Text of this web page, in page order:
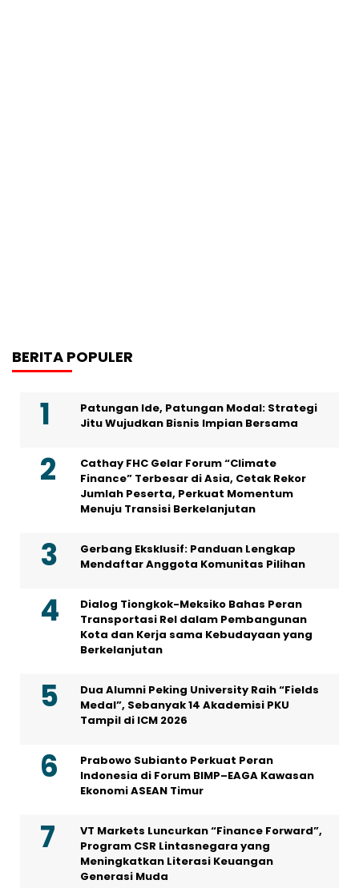
BERITA POPULER
Patungan Ide, Patungan Modal: Strategi
Jitu Wujudkan Bisnis Impian Bersama
Cathay FHC Gelar Forum “Climate
Finance” Terbesar di Asia, Cetak Rekor
Jumlah Peserta, Perkuat Momentum
Menuju Transisi Berkelanjutan
Gerbang Eksklusif: Panduan Lengkap
Mendaftar Anggota Komunitas Pilihan
Dialog Tiongkok-Meksiko Bahas Peran
Transportasi Rel dalam Pembangunan
Kota dan Kerja sama Kebudayaan yang
Berkelanjutan
Dua Alumni Peking University Raih “Fields
Medal”, Sebanyak 14 Akademisi PKU
Tampil di ICM 2026
Prabowo Subianto Perkuat Peran
Indonesia di Forum BIMP–EAGA Kawasan
Ekonomi ASEAN Timur
VT Markets Luncurkan “Finance Forward”,
Program CSR Lintasnegara yang
Meningkatkan Literasi Keuangan
Generasi Muda